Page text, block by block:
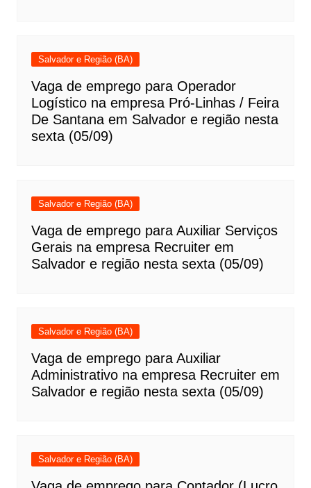
Salvador e Região (BA)
Vaga de emprego para Operador
Logístico na empresa Pró-Linhas / Feira
De Santana em Salvador e região nesta
sexta (05/09)
Salvador e Região (BA)
Vaga de emprego para Auxiliar Serviços
Gerais na empresa Recruiter em
Salvador e região nesta sexta (05/09)
Salvador e Região (BA)
Vaga de emprego para Auxiliar
Administrativo na empresa Recruiter em
Salvador e região nesta sexta (05/09)
Salvador e Região (BA)